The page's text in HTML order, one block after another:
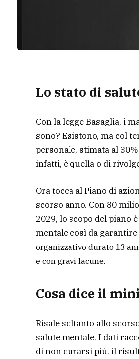
Lo stato di
Con la legge Basaglia, i
sono? Esistono, ma col
personale, stimata al
infatti, è quella o di
Ora tocca al Piano di
scorso anno. Con 80
2029, lo scopo del piano
mentale così da
organizzativo durato 13
e con gravi lacune.
Cosa dice il
Risale soltanto allo
salute mentale. I dati
di non curarsi più. il